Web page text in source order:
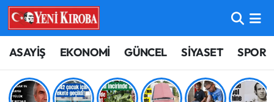
ASAYİŞ EKONOMİ GÜNCEL SİYASET SPOR
ASAYİŞ
BİLİM-TEKNOLOJİ
Aydın Nöbetçi Eczaneler
Aydın Hava Durumu